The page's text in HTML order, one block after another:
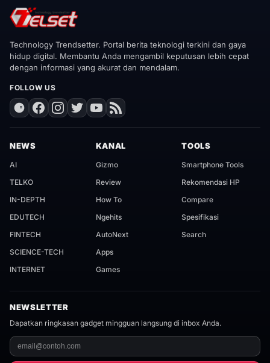
Technology Trendsetter. Portal berita teknologi terkini dan gaya
hidup digital. Membantu Anda mengambil keputusan lebih cepat
dengan informasi yang akurat dan mendalam.
FOLLOW US
NEWS
AI
TELKO
IN-DEPTH
EDUTECH
FINTECH
SCIENCE-TECH
INTERNET
KANAL
Gizmo
Review
How To
Ngehits
AutoNext
Apps
Games
TOOLS
Smartphone Tools
Rekomendasi HP
Compare
Spesifikasi
Search
NEWSLETTER
Dapatkan ringkasan gadget mingguan langsung di inbox Anda.